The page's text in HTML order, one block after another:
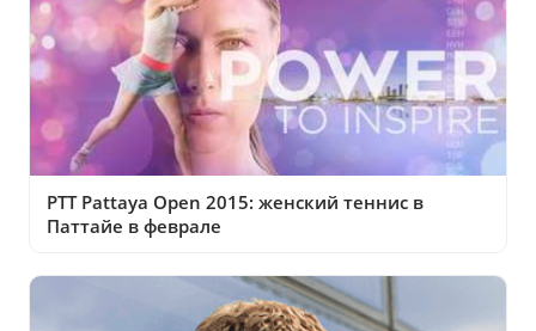
PTT Pattaya Open 2015: женский теннис в
Паттайе в феврале